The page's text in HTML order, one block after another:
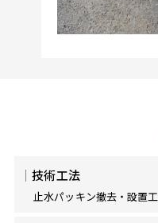
技術工法
止水パッキン撤去・設置工